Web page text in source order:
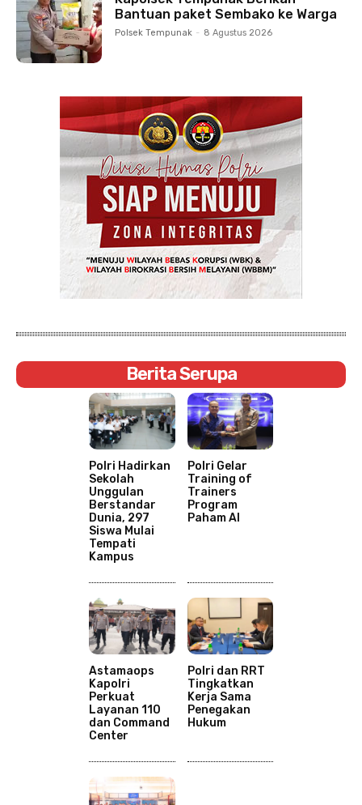
Bantuan paket Sembako ke Warga
Polsek Tempunak - 8 Agustus 2026
Berita Serupa
Polri Hadirkan
Sekolah
Unggulan
Berstandar
Dunia, 297
Siswa Mulai
Tempati
Kampus
Polri Gelar
Training of
Trainers
Program
Paham AI
Astamaops
Kapolri
Perkuat
Layanan 110
dan Command
Center
Polri dan RRT
Tingkatkan
Kerja Sama
Penegakan
Hukum